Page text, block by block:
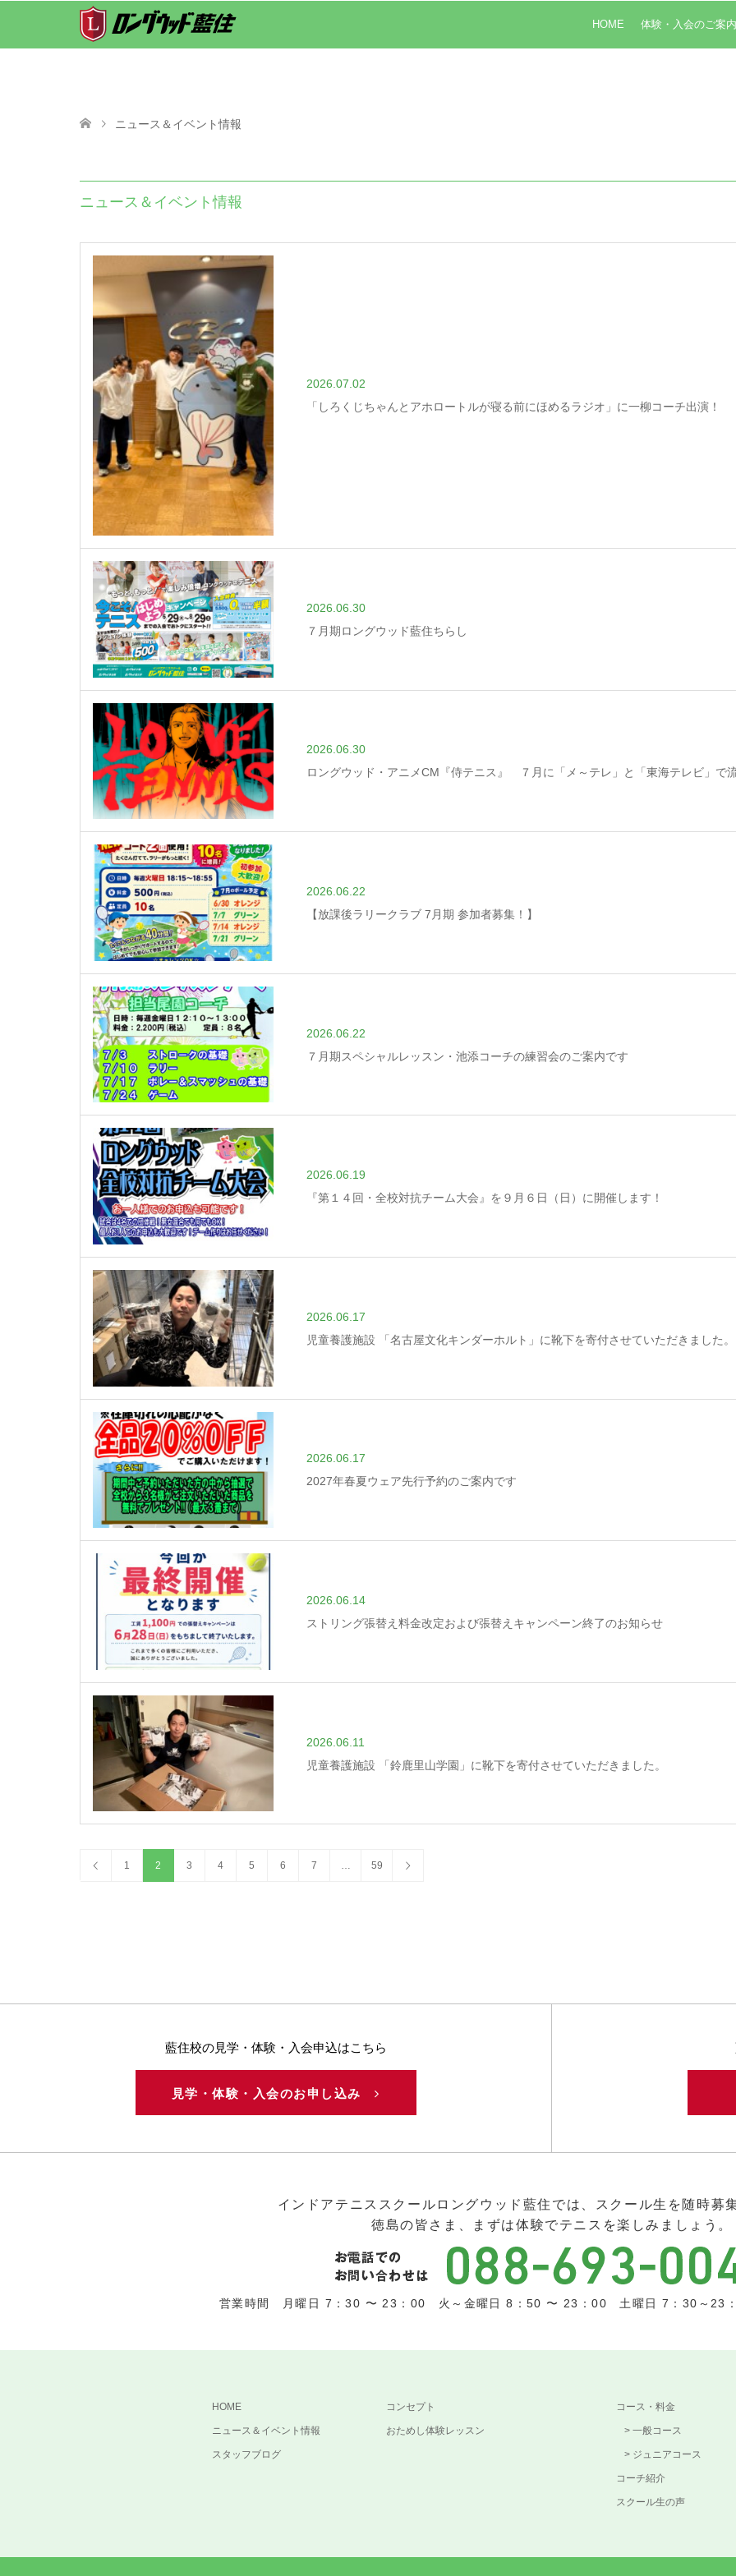
HOME 体験・入会のご案内
ニュース＆イベント情報
ニュース＆イベント情報
2026.07.02
「しろくじちゃんとアホロートルが寝る前にほめるラジオ」に一柳コーチ出演！
2026.06.30
７月期ロングウッド藍住ちらし
2026.06.30
ロングウッド・アニメCM『侍テニス』 ７月に「メ～テレ」と「東海テレビ」で
2026.06.22
【放課後ラリークラブ 7月期 参加者募集！】
2026.06.22
７月期スペシャルレッスン・池添コーチの練習会のご案内です
2026.06.19
『第１４回・全校対抗チーム大会』を９月６日（日）に開催します！
2026.06.17
児童養護施設 「名古屋文化キンダーホルト」に靴下を寄付させていただきました。
2026.06.17
2027年春夏ウェア先行予約のご案内です
2026.06.14
ストリング張替え料金改定および張替えキャンペーン終了のお知らせ
2026.06.11
児童養護施設 「鈴鹿里山学園」に靴下を寄付させていただきました。
1 2 3 4 5 6 7 … 59
藍住校の見学・体験・入会申込はこちら
見学・体験・入会のお申し込み
インドアテニススクールロングウッド藍住では、スクール生を随時募
徳島の皆さま、まずは体験でテニスを楽しみましょう。
営業時間 月曜日 7：30 〜 23：00 火～金曜日 8：50 〜 23：00 土曜日 7：30～23
HOME
ニュース＆イベント情報
スタッフブログ
コンセプト
おためし体験レッスン
コース・料金
一般コース
ジュニアコース
コーチ紹介
スクール生の声